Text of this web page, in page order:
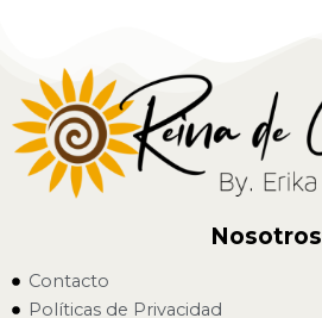
Nosotros
Contacto
Políticas de Privacidad